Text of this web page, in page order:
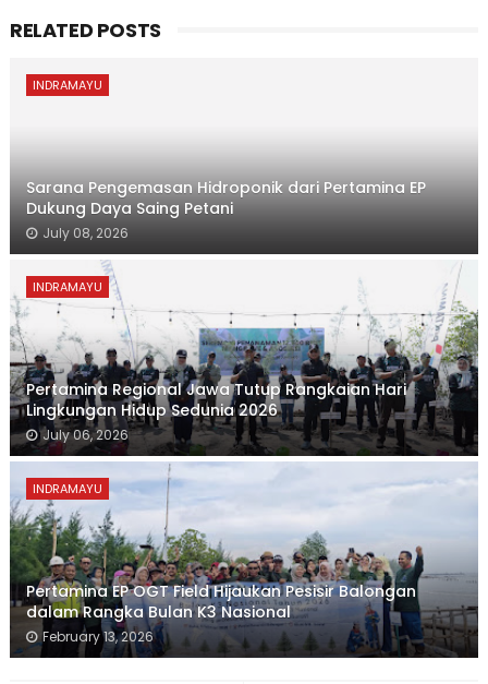
RELATED POSTS
INDRAMAYU
Sarana Pengemasan Hidroponik dari Pertamina EP
Dukung Daya Saing Petani
July 08, 2026
INDRAMAYU
Pertamina Regional Jawa Tutup Rangkaian Hari
Lingkungan Hidup Sedunia 2026
July 06, 2026
INDRAMAYU
Pertamina EP OGT Field Hijaukan Pesisir Balongan
dalam Rangka Bulan K3 Nasional
February 13, 2026